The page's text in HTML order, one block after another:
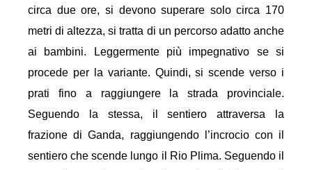
circa due ore, si devono superare solo circa 170
metri di altezza, si tratta di un percorso adatto anche
ai bambini. Leggermente più impegnativo se si
procede per la variante. Quindi, si scende verso i
prati fino a raggiungere la strada provinciale.
Seguendo la stessa, il sentiero attraversa la
frazione di Ganda, raggiungendo l’incrocio con il
sentiero che scende lungo il Rio Plima. Seguendo il